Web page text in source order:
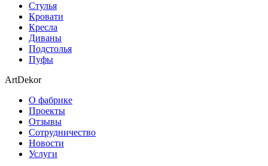
Стулья
Кровати
Кресла
Диваны
Подстолья
Пуфы
ArtDekor
О фабрике
Проекты
Отзывы
Сотрудничество
Новости
Услуги